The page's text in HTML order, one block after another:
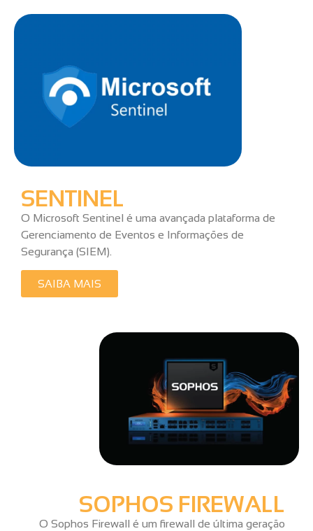
SENTINEL
O Microsoft Sentinel é uma avançada plataforma de
Gerenciamento de Eventos e Informações de
Segurança (SIEM).
SAIBA MAIS
SOPHOS FIREWALL
O Sophos Firewall é um firewall de última geração